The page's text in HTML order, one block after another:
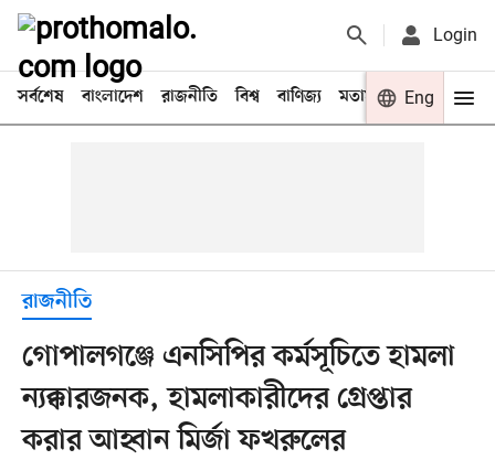
Login
সর্বশেষ বাংলাদেশ রাজনীতি বিশ্ব বাণিজ্য মতামত খেলা
Eng
রাজনীতি
গোপালগঞ্জে এনসিপির কর্মসূচিতে হামলা
ন্যক্কারজনক, হামলাকারীদের গ্রেপ্তার
করার আহ্বান মির্জা ফখরুলের